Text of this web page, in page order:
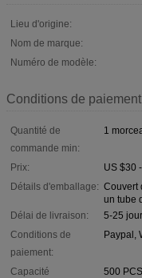
Lieu d'origine:
Nom de marque:
Numéro de modèle:
Conditions de
Quantité de
commande min:
1
Prix:
US $30
Détails d'emballage: Couvert
un tube
Délai de livraison:
5-25
Conditions de
paiement:
Paypal,
Capacité
500